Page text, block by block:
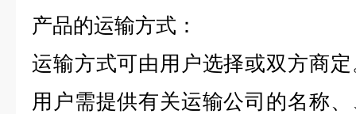
产品的运输方式：
运输方式可由用户选择或双方商
用户需提供有关运输公司的名称